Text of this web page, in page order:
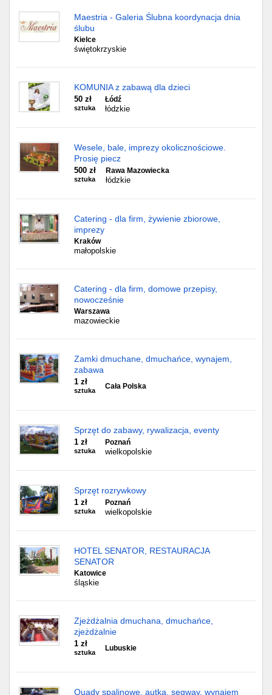
Maestria - Galeria Ślubna koordynacja dnia
ślubu
Kielce
świętokrzyskie
KOMUNIA z zabawą dla dzieci
50 zł
sztuka
Łódź
łódzkie
Wesele, bale, imprezy okolicznościowe.
Prosię piecz
500 zł
sztuka
Rawa Mazowiecka
łódzkie
Catering - dla firm, żywienie zbiorowe,
imprezy
Kraków
małopolskie
Catering - dla firm, domowe przepisy,
nowocześnie
Warszawa
mazowieckie
Zamki dmuchane, dmuchańce, wynajem,
zabawa
1 zł
sztuka
Cała Polska
Sprzęt do zabawy, rywalizacja, eventy
1 zł
sztuka
Poznań
wielkopolskie
Sprzęt rozrywkowy
1 zł
sztuka
Poznań
wielkopolskie
HOTEL SENATOR, RESTAURACJA
SENATOR
Katowice
śląskie
Zjeżdżalnia dmuchana, dmuchańce,
zjeżdżalnie
1 zł
sztuka
Lubuskie
Quady spalinowe, autka, segway, wynajem